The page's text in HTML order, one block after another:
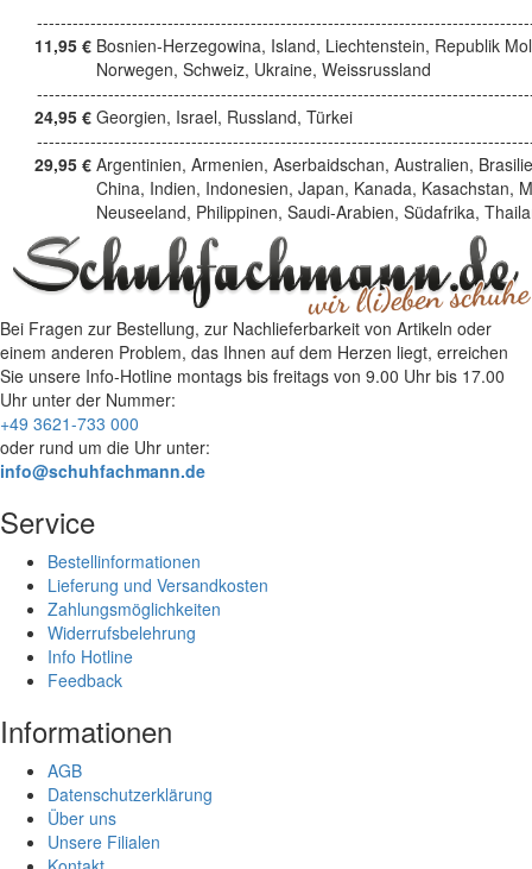
11,95 € Bosnien-Herzegowina, Island, Liechtenstein, Republik
Norwegen, Schweiz, Ukraine, Weissrussland
24,95 € Georgien, Israel, Russland, Türkei
29,95 € Argentinien, Armenien, Aserbaidschan, Australien,
China, Indien, Indonesien, Japan, Kanada, Kasachstan,
Neuseeland, Philippinen, Saudi-Arabien, Südafrika,
Bei Fragen zur Bestellung, zur Nachlieferbarkeit von Artikeln oder
einem anderen Problem, das Ihnen auf dem Herzen liegt, erreichen
Sie unsere Info-Hotline montags bis freitags von 9.00 Uhr bis 17.00
Uhr unter der Nummer:
+49 3621-733 000
oder rund um die Uhr unter:
info@schuhfachmann.de
Service
Bestellinformationen
Lieferung und Versandkosten
Zahlungsmöglichkeiten
Widerrufsbelehrung
Info Hotline
Feedback
Informationen
AGB
Datenschutzerklärung
Über uns
Unsere Filialen